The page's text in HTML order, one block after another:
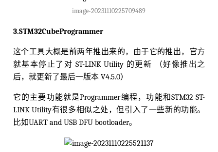
image-20231110225709489
3.STM32CubeProgrammer
这个工具大概是前两年推出来的，由于它的推出，官方
就基本停止了对 ST-LINK Utility 的更新 （好像推出之
后，就更新了最后一版本 V4.5.0）
它的主要功能就是Programmer编程，功能和STM32 ST-
LINK Utility有很多相似之处，但引入了一些新的功能。
比如UART and USB DFU bootloader。